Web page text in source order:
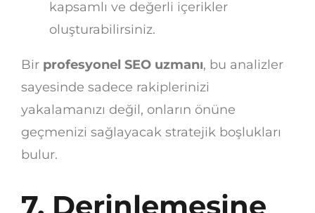
kapsamlı ve değerli içerikler
oluşturabilirsiniz.
Bir profesyonel SEO uzmanı, bu analizler
sayesinde sadece rakiplerinizi
yakalamanızı değil, onların önüne
geçmenizi sağlayacak stratejik boşlukları
bulur.
7. Derinlemesine